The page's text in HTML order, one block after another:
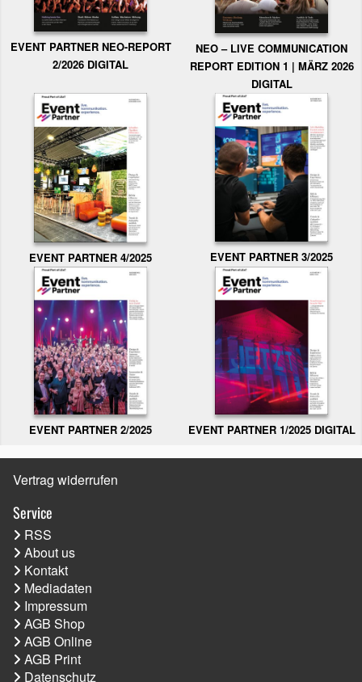
EVENT PARTNER NEO-REPORT
2/2026 DIGITAL
NEO – LIVE COMMUNICATION
REPORT EDITION 1 | MÄRZ 2026
DIGITAL
EVENT PARTNER 4/2025 EVENT PARTNER 3/2025
EVENT PARTNER 2/2025 EVENT PARTNER 1/2025 DIGITAL
Vertrag widerrufen
Service
RSS
About us
Kontakt
Mediadaten
Impressum
AGB Shop
AGB Online
AGB Print
Datenschutz